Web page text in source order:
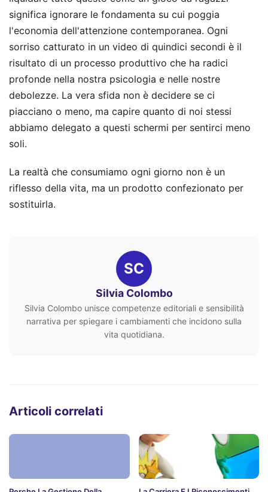
significa ignorare le fondamenta su cui poggia
l'economia dell'attenzione contemporanea. Ogni
sorriso catturato in un video di quindici secondi è il
risultato di un processo produttivo che ha radici
profonde nella nostra psicologia e nelle nostre
debolezze. La vera sfida non è decidere se ci
piacciano o meno, ma capire quanto di noi stessi
abbiamo delegato a questi schermi per sentirci meno
soli.
La realtà che consumiamo ogni giorno non è un
riflesso della vita, ma un prodotto confezionato per
sostituirla.
SC
Silvia Colombo
Silvia Colombo unisce competenze editoriali e sensibilità
narrativa per spiegare i cambiamenti che incidono sulla
vita quotidiana.
Articoli correlati